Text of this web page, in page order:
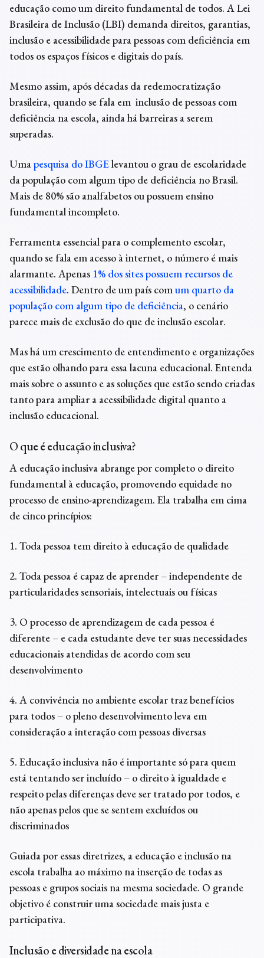
educação como um direito fundamental de todos. A Lei
Brasileira de Inclusão (LBI) demanda direitos, garantias,
inclusão e acessibilidade para pessoas com deficiência em
todos os espaços físicos e digitais do país.
Mesmo assim, após décadas da redemocratização
brasileira, quando se fala em inclusão de pessoas com
deficiência na escola, ainda há barreiras a serem
superadas.
Umapesquisa do IBGElevantou o grau de escolaridade
da população com algum tipo de deficiência no Brasil.
Mais de 80% são analfabetos ou possuem ensino
fundamental incompleto.
Ferramenta essencial para o complemento escolar,
quando se fala em acesso à internet, o número é mais
alarmante. Apenas 1% dos sites possuem recursos de
acessibilidade. Dentro de um país comum quarto da
população com algum tipo de deficiência, o cenário
parece mais de exclusão do que deinclusão escolar.
Mas há um crescimento de entendimento e organizações
que estão olhando para essa lacuna educacional. Entenda
mais sobre o assunto e as soluções que estão sendo criadas
tanto para ampliar a acessibilidade digital quanto a
inclusão educacional.
O que éeducação inclusiva?
A educação inclusiva abrange por completo o direito
fundamental à educação, promovendo equidade no
processo de ensino-aprendizagem. Ela trabalha em cima
de cinco princípios:
1. Toda pessoa tem direito à educação de qualidade
2. Toda pessoa é capaz de aprender – independente de
particularidades sensoriais, intelectuais ou físicas
3. O processo de aprendizagem de cada pessoa é
diferente – e cada estudante deve ter suas necessidades
educacionais atendidas de acordo com seu
desenvolvimento
4. A convivência no ambiente escolar traz benefícios
para todos – o pleno desenvolvimento leva em
consideração a interação com pessoas diversas
5. Educação inclusiva não é importante só para quem
está tentando ser incluído – o direito à igualdade e
respeito pelas diferenças deve ser tratado por todos, e
não apenas pelos que se sentem excluídos ou
discriminados
Guiada por essas diretrizes, a educação e inclusão na
escola trabalha ao máximo na inserção de todas as
pessoas e grupos sociais na mesma sociedade. O grande
objetivo é construir uma sociedade mais justa e
participativa.
Inclusão e diversidade na escola